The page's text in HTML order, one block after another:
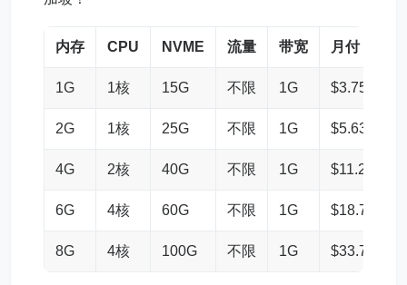
内存 CPU NVME 流量 带宽 月付
1G 1核 15G 不限 1G $3.75
2G 1核 25G 不限 1G $5.63
4G 2核 40G 不限 1G $11.25
6G 4核 60G 不限 1G $18.75
8G 4核 100G 不限 1G $33.75